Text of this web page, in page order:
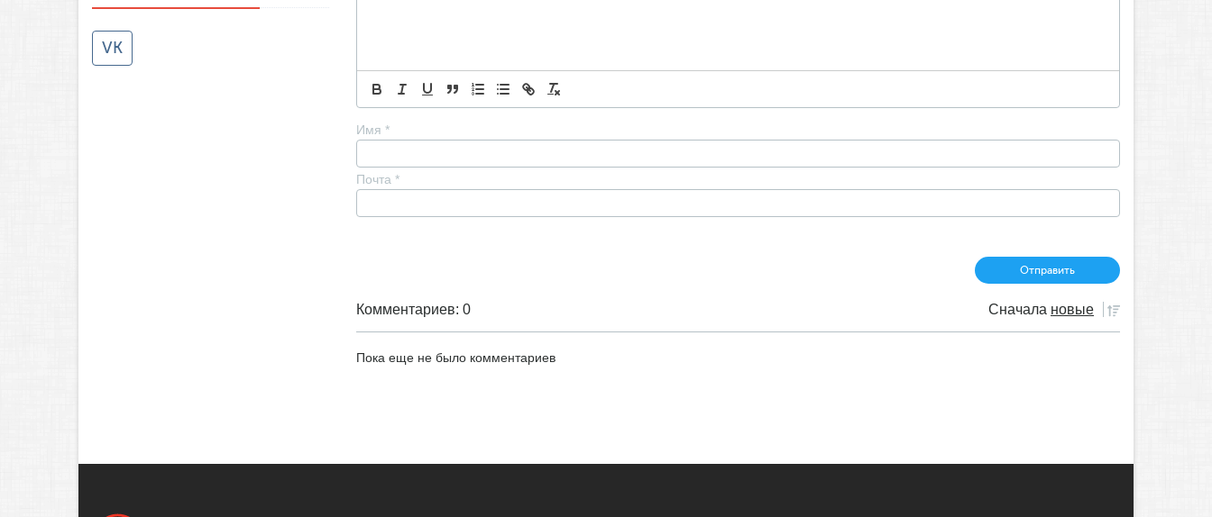
VK
Имя *
Почта *
Комментариев: 0 Сначала новые
Пока еще не было комментариев